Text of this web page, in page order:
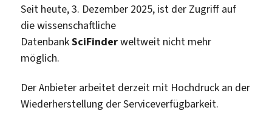
Seit heute, 3. Dezember 2025, ist der Zugriff auf
die wissenschaftliche
DatenbankSciFinderweltweit nicht mehr
möglich.
Der Anbieter arbeitet derzeit mit Hochdruck an der
Wiederherstellung der Serviceverfügbarkeit.